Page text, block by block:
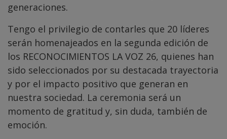
generaciones.
Tengo el privilegio de contarles que 20 líderes
serán homenajeados en la segunda edición de
los RECONOCIMIENTOS LA VOZ 26, quienes han
sido seleccionados por su destacada trayectoria
y por el impacto positivo que generan en
nuestra sociedad. La ceremonia será un
momento de gratitud y, sin duda, también de
emoción.